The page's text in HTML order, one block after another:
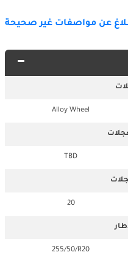
عن مواصفات غير صحيحة
Alloy Wheel
TBD
20
255/50/R20